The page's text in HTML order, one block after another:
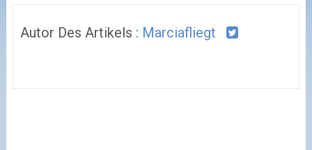
Autor Des Artikels : Marciafliegt